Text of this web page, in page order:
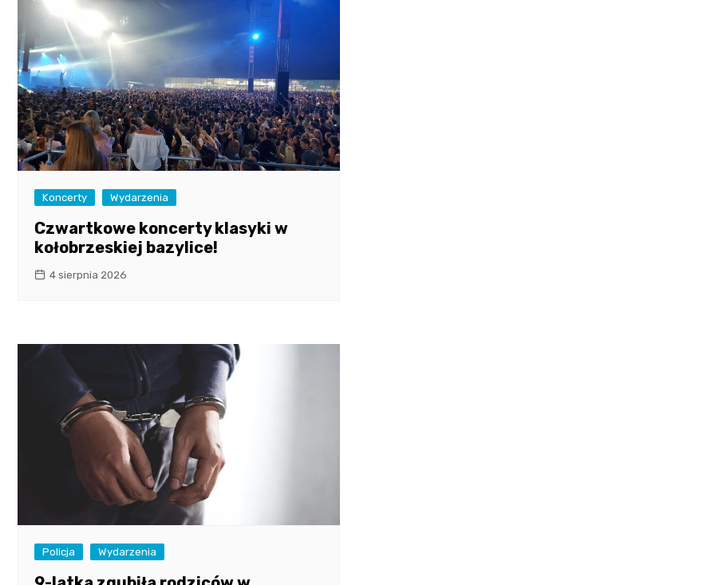
Koncerty Wydarzenia
Czwartkowe koncerty klasyki w
kołobrzeskiej bazylice!
4 sierpnia 2026
Policja Wydarzenia